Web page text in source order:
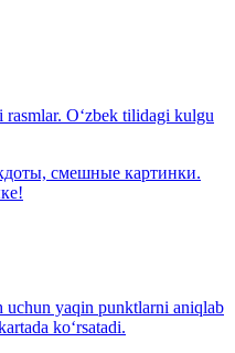
O‘zbek tilidagi kulgu
смешные картинки.
uchun yaqin punktlarni aniqlab
ko‘rsatadi.